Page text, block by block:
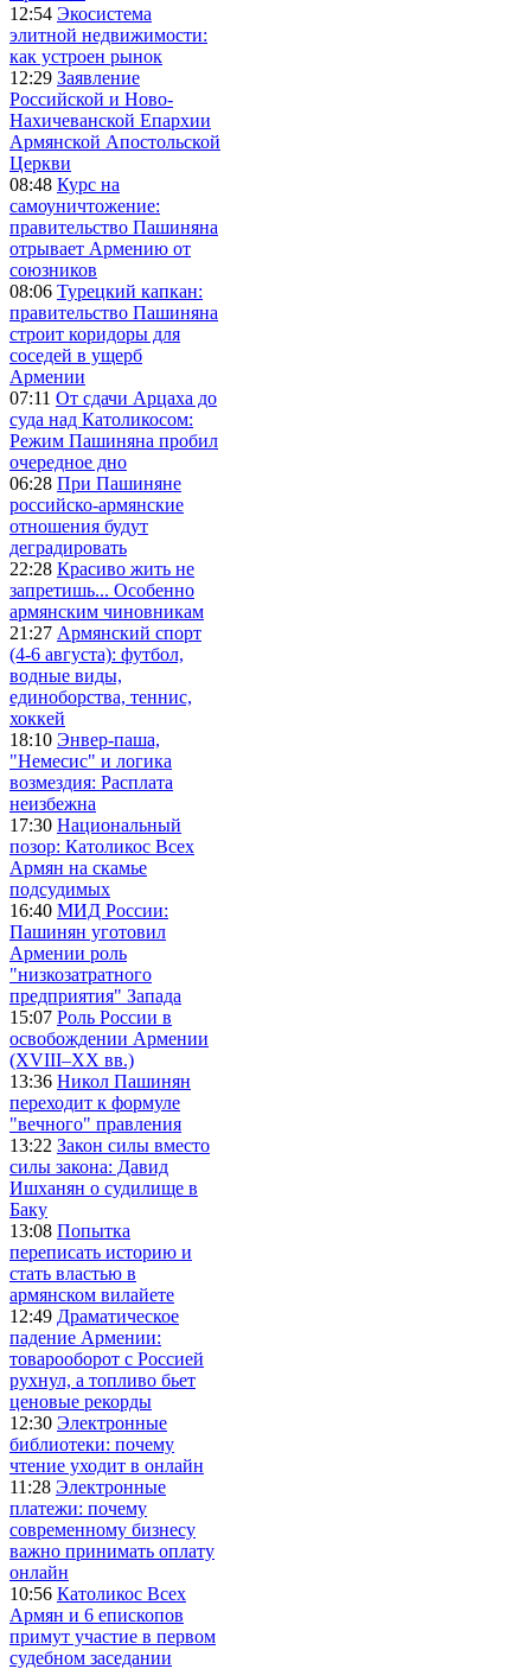
12:54 Экосистема
элитной недвижимости:
как устроен рынок
12:29 Заявление
Российской и Ново-
Нахичеванской Епархии
Армянской Апостольской
Церкви
08:48 Курс на
самоуничтожение:
правительство Пашиняна
отрывает Армению от
союзников
08:06 Турецкий капкан:
правительство Пашиняна
строит коридоры для
соседей в ущерб
Армении
07:11 От сдачи Арцаха до
суда над Католикосом:
Режим Пашиняна пробил
очередное дно
06:28 При Пашиняне
российско-армянские
отношения будут
деградировать
22:28 Красиво жить не
запретишь... Особенно
армянским чиновникам
21:27 Армянский спорт
(4-6 августа): футбол,
водные виды,
единоборства, теннис,
хоккей
18:10 Энвер-паша,
"Немесис" и логика
возмездия: Расплата
неизбежна
17:30 Национальный
позор: Католикос Всех
Армян на скамье
подсудимых
16:40 МИД России:
Пашинян уготовил
Армении роль
"низкозатратного
предприятия" Запада
15:07 Роль России в
освобождении Армении
(XVIII–XX вв.)
13:36 Никол Пашинян
переходит к формуле
"вечного" правления
13:22 Закон силы вместо
силы закона: Давид
Ишханян о судилище в
Баку
13:08 Попытка
переписать историю и
стать властью в
армянском вилайете
12:49 Драматическое
падение Армении:
товарооборот с Россией
рухнул, а топливо бьет
ценовые рекорды
12:30 Электронные
библиотеки: почему
чтение уходит в онлайн
11:28 Электронные
платежи: почему
современному бизнесу
важно принимать оплату
онлайн
10:56 Католикос Всех
Армян и 6 епископов
примут участие в первом
судебном заседании